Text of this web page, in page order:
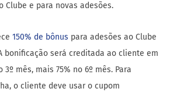
Clube e para novas adesões.
150% de bônus para adesões ao Clube
bonificação será creditada ao cliente em
3º mês, mais 75% no 6º mês. Para
o cliente deve usar o cupom